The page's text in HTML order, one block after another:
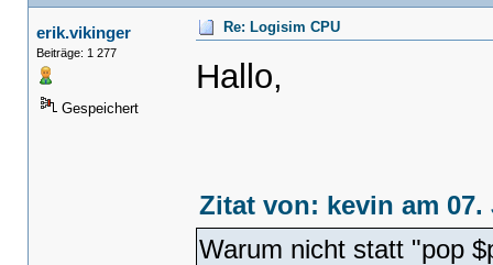
erik.vikinger
Beiträge: 1 277
Gespeichert
Re: Logisim CPU
Hallo,
Zitat von: kevin am 07.
Warum nicht statt "pop